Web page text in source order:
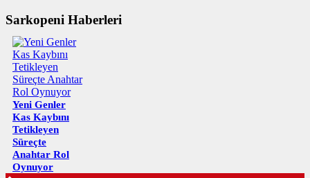
Sarkopeni Haberleri
Yeni Genler
Kas Kaybını
Tetikleyen
Süreçte
Anahtar Rol
Oynuyor